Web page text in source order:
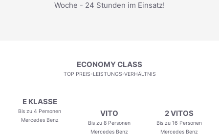
Woche - 24 Stunden im Einsatz!
ECONOMY CLASS
TOP PREIS-LEISTUNGS-VERHÄLTNIS
E KLASSE
Bis zu 4 Personen
Mercedes Benz
VITO
Bis zu 8 Personen
Mercedes Benz
2 VITOS
Bis zu 16 Personen
Mercedes Benz